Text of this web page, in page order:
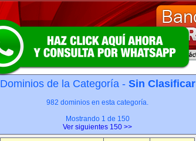
Dominios de la Categoría - Sin Clasificar
982 dominios en esta categoría.
Mostrando 1 de 150
Ver siguientes 150 >>